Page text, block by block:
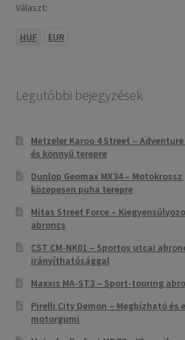
Választ:
HUF EUR
Legutóbbi bejegyzések
Metzeler Karoo 4 Street –
és könnyű terepre
Dunlop Geomax MX34 –
közepesen puha terepre
Mitas Street Force –
abroncs
CST CM-NK01 – Sportos utcai
irányíthatósággal
Maxxis MA-ST3 – Sport-touring
Pirelli City Demon – Megbízható és
motorgumi